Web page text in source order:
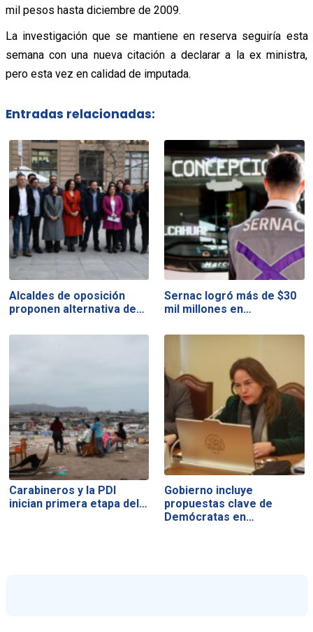
mil pesos hasta diciembre de 2009.
La investigación que se mantiene en reserva seguiría esta
semana con una nueva citación a declarar a la ex ministra,
pero esta vez en calidad de imputada.
Entradas relacionadas:
Alcaldes de oposición
proponen alternativa de…
Sernac logró más de $30
mil millones en…
Carabineros y la PDI
inician primera etapa del…
Gobierno incluye
propuestas clave de
Demócratas en…